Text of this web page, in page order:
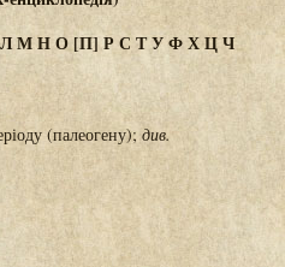
ЛМНО[П] Р СТУФХЦЧ
(палеогену); див.